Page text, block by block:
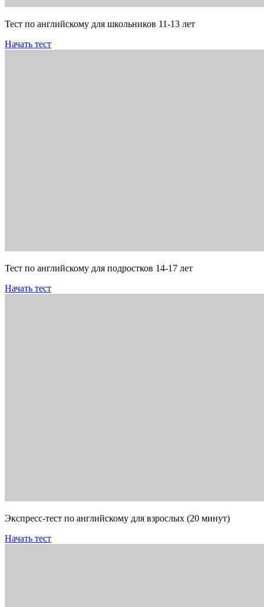
Тест по английскому для школьников 11-13 лет
Начать тест
Тест по английскому для подростков 14-17 лет
Начать тест
Экспресс-тест по английскому для взрослых (20 минут)
Начать тест